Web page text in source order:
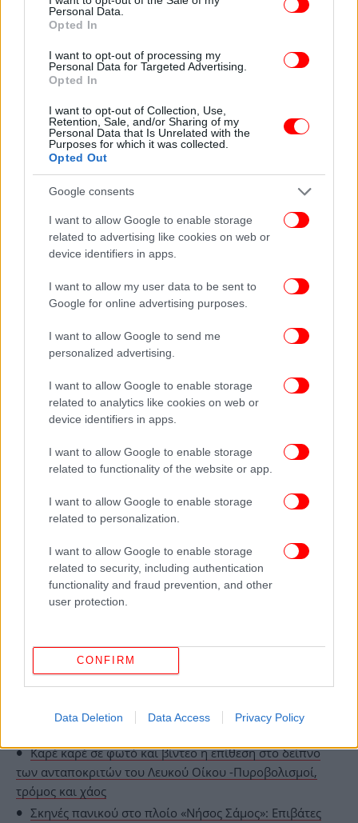
Personal Data.
Opted In
I want to opt-out of processing my
Personal Data for Targeted Advertising.
Opted In
I want to opt-out of Collection, Use,
Retention, Sale, and/or Sharing of my
Personal Data that Is Unrelated with the
Purposes for which it was collected.
Opted Out
Google consents
I want to allow Google to enable storage
related to advertising like cookies on web or
device identifiers in apps.
I want to allow my user data to be sent to
Google for online advertising purposes.
I want to allow Google to send me
personalized advertising.
I want to allow Google to enable storage
related to analytics like cookies on web or
device identifiers in apps.
I want to allow Google to enable storage
related to functionality of the website or app.
I want to allow Google to enable storage
related to personalization.
I want to allow Google to enable storage
related to security, including authentication
functionality and fraud prevention, and other
user protection.
CONFIRM
Data Deletion Data Access Privacy Policy
πιστεύουν στο κυβερνητικό επιτελείο ότι με το
τόνοι και μπορεί να μη λείψουν οι αιχμές από τις
τοποθετήσεις τους, όμως η συνεδρίαση θα γίνει σε
Καρέ καρέ σε φωτό και βίντεο η επίθεση στο δείπνο
των ανταποκριτών του Λευκού Οίκου -Πυροβολισμοί,
τρόμος και χάος
Σκηνές πανικού στο πλοίο «Νήσος Σάμος»: Επιβάτες